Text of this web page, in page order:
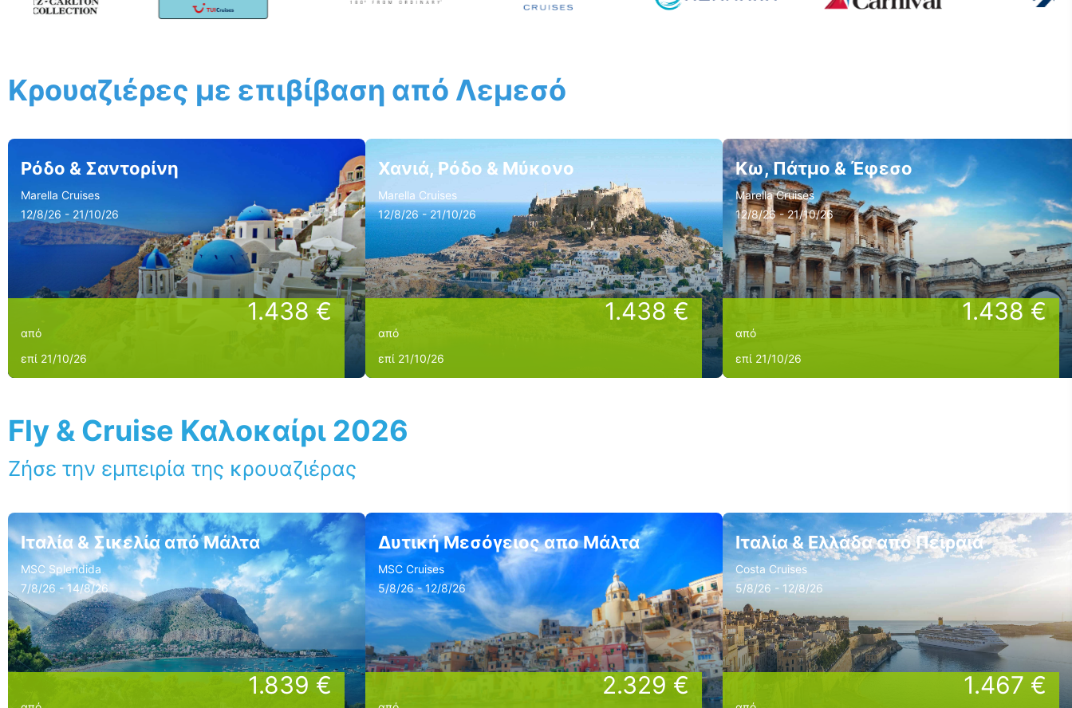
Κρουαζιέρες με επιβίβαση από Λεμεσό
Ρόδο & Σαντορίνη
Marella Cruises
12/8/26 - 21/10/26
από
1.438 €
επί 21/10/26
Χανιά, Ρόδο & Μύκονο
Marella Cruises
12/8/26 - 21/10/26
από
1.438 €
επί 21/10/26
Κω, Πάτμο & Έφεσο
Marella Cruises
12/8/26 - 21/10/26
από
1.438 €
επί 21/10/26
Fly & Cruise Καλοκαίρι 2026
Ζήσε την εμπειρία της κρουαζιέρας
Ιταλία & Σικελία από Μάλτα
MSC Splendida
7/8/26 - 14/8/26
1.839 €
Δυτική Μεσόγειος απο Μάλτα
MSC Cruises
5/8/26 - 12/8/26
2.329 €
Ιταλία & Ελλάδα από Πειραιά
Costa Cruises
5/8/26 - 12/8/26
1.467 €